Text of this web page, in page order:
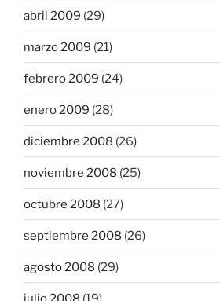
abril 2009 (29)
marzo 2009 (21)
febrero 2009 (24)
enero 2009 (28)
diciembre 2008 (26)
noviembre 2008 (25)
octubre 2008 (27)
septiembre 2008 (26)
agosto 2008 (29)